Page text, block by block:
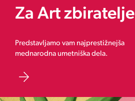
Za Art zbiratelje
Predstavljamo vam najprestižnejša
mednarodna umetniška dela.